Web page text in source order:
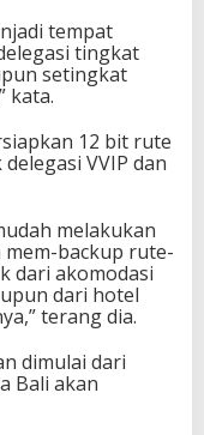
tempat
tingkat
setingkat
kata.
12 bit rute
VVIP dan
melakukan
mem-backup rute-
dari akomodasi
dari hotel
terang dia.
dimulai dari
Bali akan